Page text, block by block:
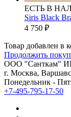
ЕСТЬ В
Siris Black
4 750 ₽
Товар добавлен в
Продолжить
ООО "Санткам"
г. Москва,
Понедельник -
+7-495-795-17-50